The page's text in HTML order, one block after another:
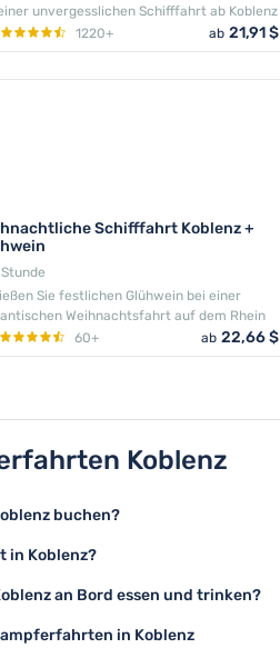
unvergesslichen Schifffahrt ab Koblenz
1220+ ab 21,91 $
Schifffahrt Koblenz +
Stunde
Sie festlichen Glühwein bei einer
Weihnachtsfahrt auf dem Rhein
60+ ab 22,66 $
Koblenz
buchen?
über unsere Website buchen und
in Koblenz?
nach Route und Anbieter, liegt aber
an Bord essen und trinken?
Möglichkeit, Speisen und Getränke
in Koblenz